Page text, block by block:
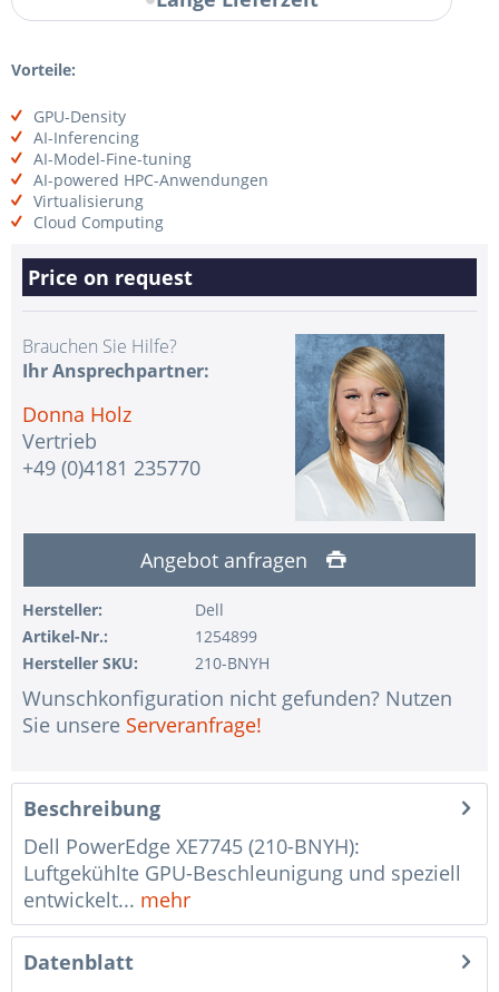
Vorteile:
GPU-Density
AI-Inferencing
AI-Model-Fine-tuning
AI-powered HPC-Anwendungen
Virtualisierung
Cloud Computing
Price on request
Brauchen Sie Hilfe?
Ihr Ansprechpartner:
Donna Holz
Vertrieb
+49 (0)4181 235770
Angebot anfragen
Hersteller:
Dell
Artikel-Nr.:
1254899
Hersteller SKU:
210-BNYH
Wunschkonfiguration nicht gefunden? Nutzen
Sie unsere Serveranfrage!
Beschreibung
Dell PowerEdge XE7745 (210-BNYH):
Luftgekühlte GPU-Beschleunigung und speziell
entwickelt... mehr
Datenblatt